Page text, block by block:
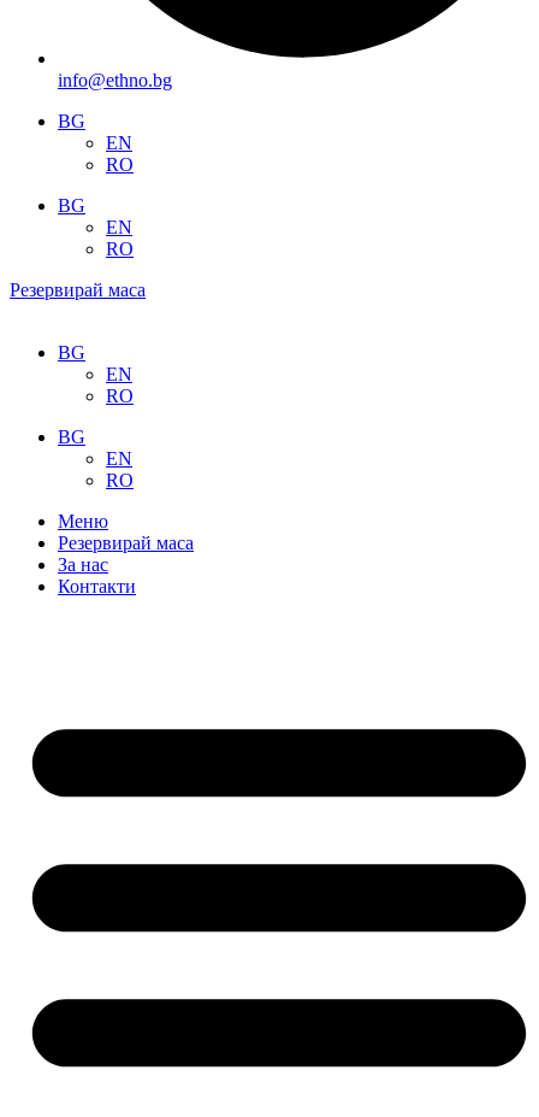
info@ethno.bg
BG
EN
RO
BG
EN
RO
Резервирай маса
BG
EN
RO
BG
EN
RO
Меню
Резервирай маса
За нас
Контакти